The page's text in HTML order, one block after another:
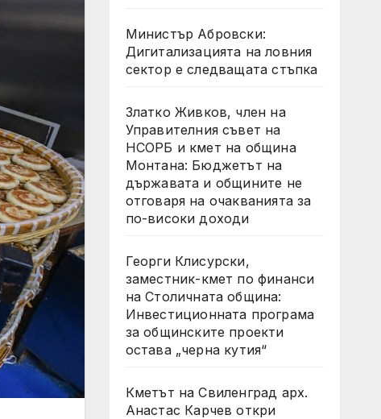
Министър Абровски:
Дигитализацията на ловния
сектор е следващата стъпка
Златко Живков, член на
Управителния съвет на
НСОРБ и кмет на община
Монтана: Бюджетът на
държавата и общините не
отговаря на очакванията за
по-високи доходи
Георги Клисурски,
заместник-кмет по финанси
на Столичната община:
Инвестиционната програма
за общинските проекти
остава „черна кутия“
Кметът на Свиленград арх.
Анастас Карчев откри